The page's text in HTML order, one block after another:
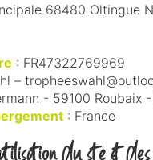
68480 Oltingue
: FR47322769969
–
- 59100 Roubaix
: France
du site et